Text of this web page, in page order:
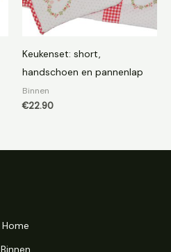
Keukenset: short,
handschoen en pannenlap
Binnen
€22.90
Home
Binnen